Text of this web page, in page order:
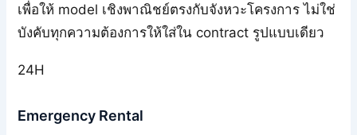
เพื่อให้ model เชิงพาณิชย์ตรงกับจังหวะโครงการ ไม่ใช่
บังคับทุกความต้องการให้ใส่ใน contract รูปแบบเดียว
24H
Emergency Rental